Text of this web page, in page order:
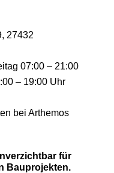
27432
07:00 – 21:00
– 19:00 Uhr
bei Arthemos
für
Bauprojekten.